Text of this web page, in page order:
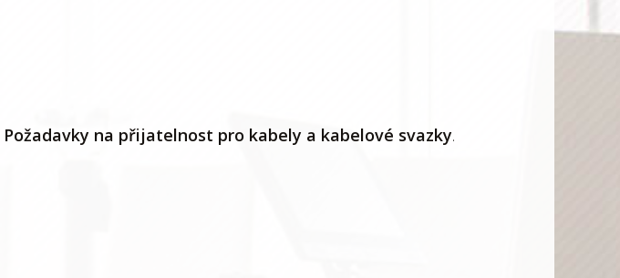
Požadavky na přijatelnost pro kabely a kabelové svazky.